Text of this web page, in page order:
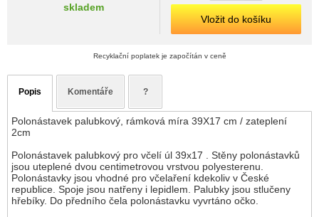
skladem
Vložit do košíku
Recyklační poplatek je započítán v ceně
Popis Komentáře ?
Polonástavek palubkový, rámková míra 39X17 cm / zateplení
2cm
Polonástavek palubkový pro včelí úl 39x17 . Stěny polonástavků
jsou uteplené dvou centimetrovou vrstvou polyesterenu.
Polonástavky jsou vhodné pro včelaření kdekoliv v České
republice. Spoje jsou natřeny i lepidlem. Palubky jsou stlučeny
hřebíky. Do předního čela polonástavku vyvrtáno očko.